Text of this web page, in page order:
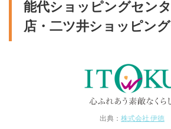
能代ショッピングセン
店・二ツ井ショッピン
出典： 株式会社 伊徳